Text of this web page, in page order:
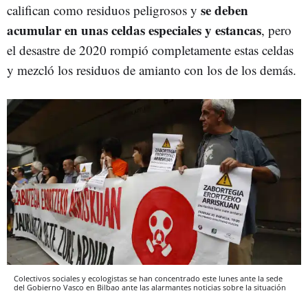
califican como residuos peligrosos y se deben
acumular en unas celdas especiales y estancas, pero
el desastre de 2020 rompió completamente estas celdas
y mezcló los residuos de amianto con los de los demás.
Colectivos sociales y ecologistas se han concentrado este lunes ante la sede
del Gobierno Vasco en Bilbao ante las alarmantes noticias sobre la situación